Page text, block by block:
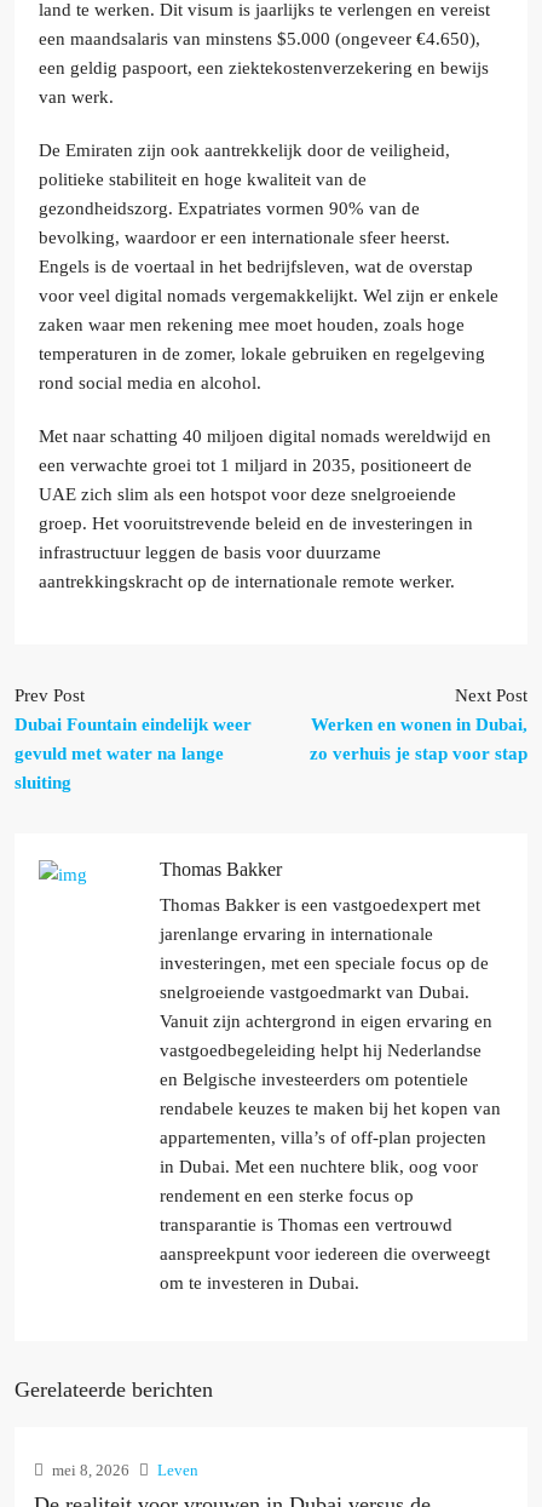
land te werken. Dit visum is jaarlijks te verlengen en vereist
een maandsalaris van minstens $5.000 (ongeveer €4.650),
een geldig paspoort, een ziektekostenverzekering en bewijs
van werk.
De Emiraten zijn ook aantrekkelijk door de veiligheid,
politieke stabiliteit en hoge kwaliteit van de
gezondheidszorg. Expatriates vormen 90% van de
bevolking, waardoor er een internationale sfeer heerst.
Engels is de voertaal in het bedrijfsleven, wat de overstap
voor veel digital nomads vergemakkelijkt. Wel zijn er enkele
zaken waar men rekening mee moet houden, zoals hoge
temperaturen in de zomer, lokale gebruiken en regelgeving
rond social media en alcohol.
Met naar schatting 40 miljoen digital nomads wereldwijd en
een verwachte groei tot 1 miljard in 2035, positioneert de
UAE zich slim als een hotspot voor deze snelgroeiende
groep. Het vooruitstrevende beleid en de investeringen in
infrastructuur leggen de basis voor duurzame
aantrekkingskracht op de internationale remote werker.
Prev Post
Dubai Fountain eindelijk weer
gevuld met water na lange
sluiting
Next Post
Werken en wonen in Dubai,
zo verhuis je stap voor stap
Thomas Bakker
Thomas Bakker is een vastgoedexpert met
jarenlange ervaring in internationale
investeringen, met een speciale focus op de
snelgroeiende vastgoedmarkt van Dubai.
Vanuit zijn achtergrond in eigen ervaring en
vastgoedbegeleiding helpt hij Nederlandse
en Belgische investeerders om potentiele
rendabele keuzes te maken bij het kopen van
appartementen, villa’s of off-plan projecten
in Dubai. Met een nuchtere blik, oog voor
rendement en een sterke focus op
transparantie is Thomas een vertrouwd
aanspreekpunt voor iedereen die overweegt
om te investeren in Dubai.
Gerelateerde berichten
mei 8, 2026 Leven